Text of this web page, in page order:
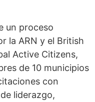
un proceso
la ARN y el British
Active Citizens,
de 10 municipios
con
liderazgo,